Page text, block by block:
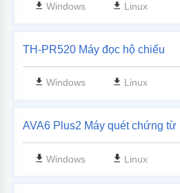
Windows Linux
TH-PR520 Máy đọc hộ chiếu
Windows Linux
AVA6 Plus2 Máy quét chứng từ
Windows Linux